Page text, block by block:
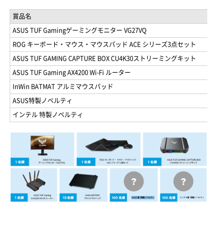
賞品名
ASUS TUF Gamingゲーミングモニター VG27VQ
ROG キーボード・マウス・マウスパッド ACE シリーズ3点セット
ASUS TUF GAMING CAPTURE BOX CU4K30ストリーミングキット
ASUS TUF Gaming AX4200 Wi-Fi ルーター
InWin BATMAT アルミマウスパッド
ASUS特製ノベルティ
インテル 特製ノベルティ